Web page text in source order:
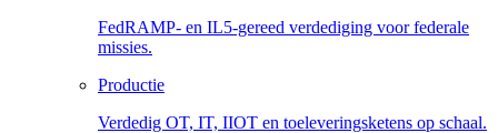
FedRAMP- en IL5-gereed verdediging voor federale
missies.
Productie
Verdedig OT, IT, IIOT en toeleveringsketens op schaal.